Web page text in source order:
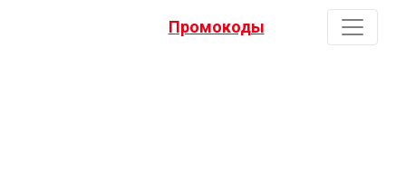
Промокоды